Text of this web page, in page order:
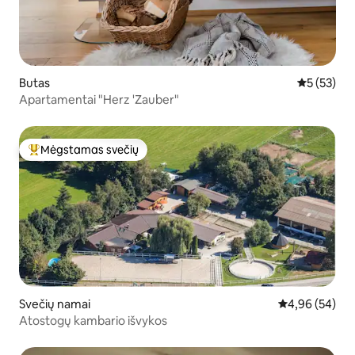
Butas Vidutinis
5 (53)
Apartamentai "Herz 'Zauber"
Svečių mėgstamiausias
Mėgstamas svečių
Svečių namai Vidutinis
4,96 (54)
Atostogų kambario išvykos